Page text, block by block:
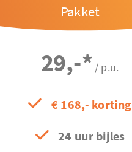
Pakket
29,-* / p.u.
€ 168,- korting
24 uur bijles